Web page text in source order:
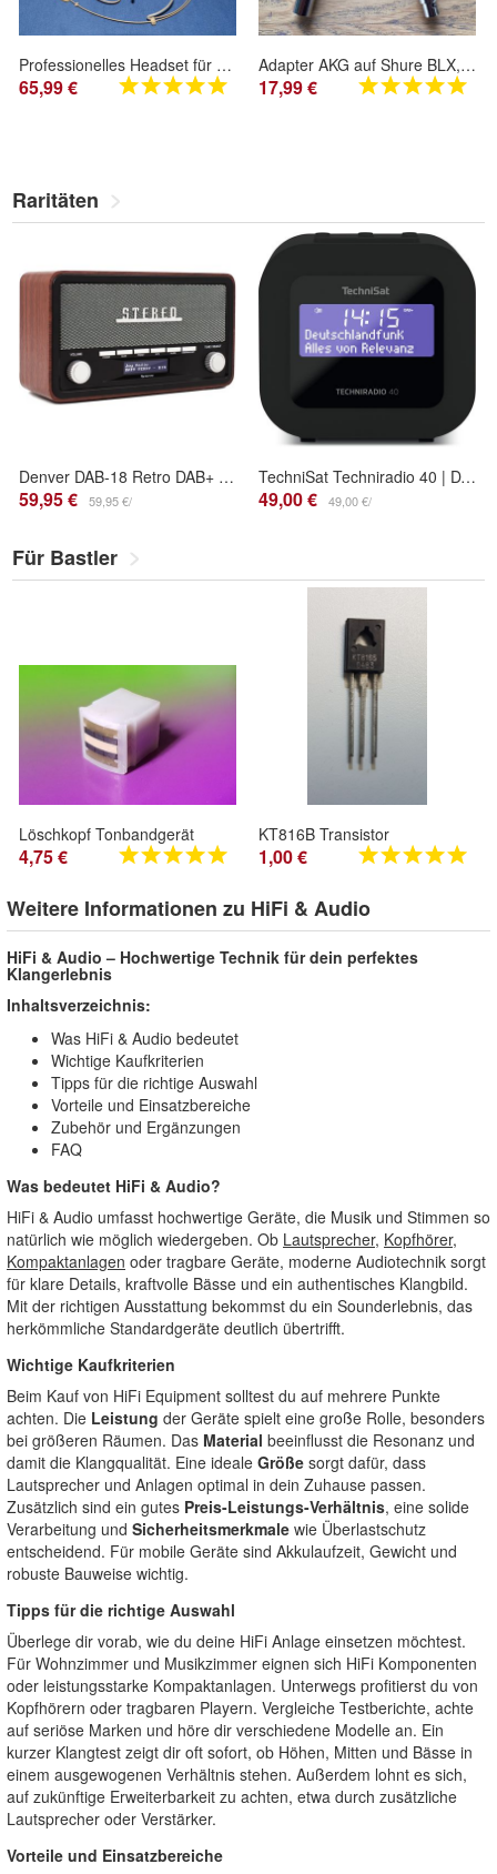
Professionelles Headset für Line6 XD-V70/75/55, Relay G50/90 (TBP12/ TX55/ TX75)
65,99 €
Adapter AKG auf Shure BLX, SLXD, GLXD, QLXD, ULXD
17,99 €
Raritäten
Denver DAB-18 Retro DAB+ Radio mit Bluetooth, Weckfunktion & Holzgehäuse
59,95 € 59,95 €/
TechniSat Techniradio 40 | DAB+ Radiowecker mit Sleeptimer und Snooze | rot
49,00 € 49,00 €/
Für Bastler
Löschkopf Tonbandgerät
4,75 €
KT816B Transistor
1,00 €
Weitere Informationen zu HiFi & Audio
HiFi & Audio – Hochwertige Technik für dein perfektes
Klangerlebnis
Inhaltsverzeichnis:
Was HiFi & Audio bedeutet
Wichtige Kaufkriterien
Tipps für die richtige Auswahl
Vorteile und Einsatzbereiche
Zubehör und Ergänzungen
FAQ
Was bedeutet HiFi & Audio?
HiFi & Audio umfasst hochwertige Geräte, die Musik und Stimmen so
natürlich wie möglich wiedergeben. Ob Lautsprecher, Kopfhörer,
Kompaktanlagen oder tragbare Geräte, moderne Audiotechnik sorgt
für klare Details, kraftvolle Bässe und ein authentisches Klangbild.
Mit der richtigen Ausstattung bekommst du ein Sounderlebnis, das
herkömmliche Standardgeräte deutlich übertrifft.
Wichtige Kaufkriterien
Beim Kauf von HiFi Equipment solltest du auf mehrere Punkte
achten. Die Leistung der Geräte spielt eine große Rolle, besonders
bei größeren Räumen. Das Material beeinflusst die Resonanz und
damit die Klangqualität. Eine ideale Größe sorgt dafür, dass
Lautsprecher und Anlagen optimal in dein Zuhause passen.
Zusätzlich sind ein gutes Preis-Leistungs-Verhältnis, eine solide
Verarbeitung und Sicherheitsmerkmale wie Überlastschutz
entscheidend. Für mobile Geräte sind Akkulaufzeit, Gewicht und
robuste Bauweise wichtig.
Tipps für die richtige Auswahl
Überlege dir vorab, wie du deine HiFi Anlage einsetzen möchtest.
Für Wohnzimmer und Musikzimmer eignen sich HiFi Komponenten
oder leistungsstarke Kompaktanlagen. Unterwegs profitierst du von
Kopfhörern oder tragbaren Playern. Vergleiche Testberichte, achte
auf seriöse Marken und höre dir verschiedene Modelle an. Ein
kurzer Klangtest zeigt dir oft sofort, ob Höhen, Mitten und Bässe in
einem ausgewogenen Verhältnis stehen. Außerdem lohnt es sich,
auf zukünftige Erweiterbarkeit zu achten, etwa durch zusätzliche
Lautsprecher oder Verstärker.
Vorteile und Einsatzbereiche